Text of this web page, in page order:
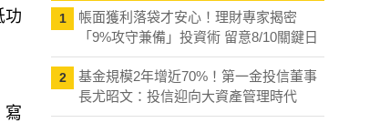
功
寫
1
帳面獲利落袋才安心！理財專家揭密
「9%攻守兼備」投資術 留意8/10關鍵日
2
基金規模2年增近70%！第一金投信董事
長尤昭文：投信迎向大資產管理時代